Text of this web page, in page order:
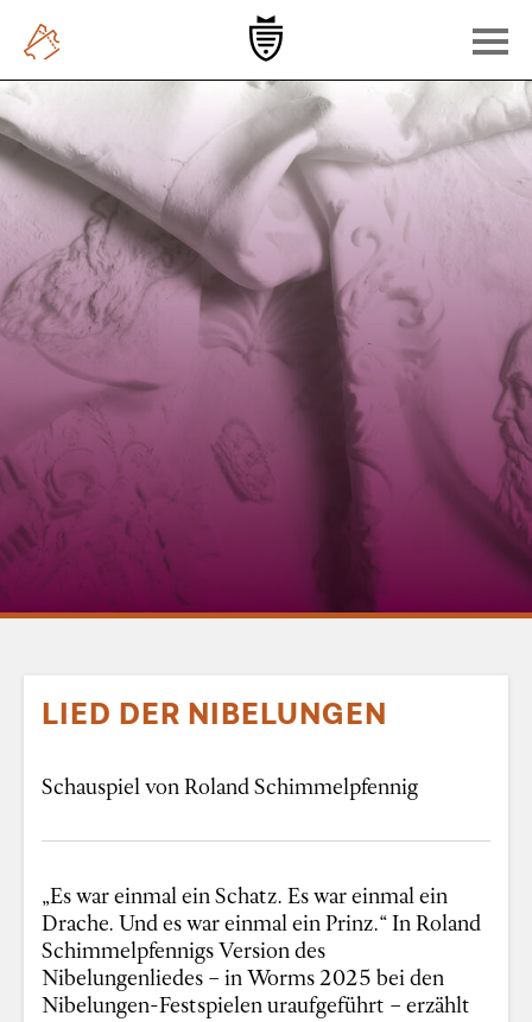
LIED DER NIBELUNGEN
Schauspiel von Roland Schimmelpfennig
„Es war einmal ein Schatz. Es war einmal ein
Drache. Und es war einmal ein Prinz.“ In Roland
Schimmelpfennigs Version des
Nibelungenliedes – in Worms 2025 bei den
Nibelungen-Festspielen uraufgeführt – erzählt